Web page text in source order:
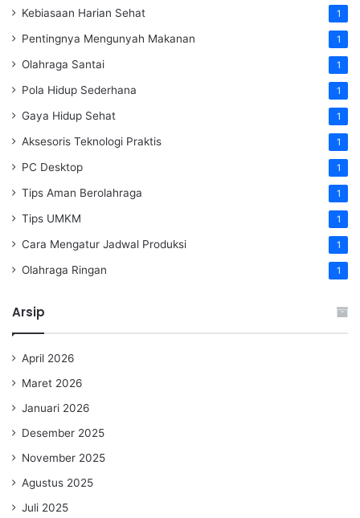
Kebiasaan Harian Sehat 1
Pentingnya Mengunyah Makanan 1
Olahraga Santai 1
Pola Hidup Sederhana 1
Gaya Hidup Sehat 1
Aksesoris Teknologi Praktis 1
PC Desktop 1
Tips Aman Berolahraga 1
Tips UMKM 1
Cara Mengatur Jadwal Produksi 1
Olahraga Ringan 1
Arsip
April 2026
Maret 2026
Januari 2026
Desember 2025
November 2025
Agustus 2025
Juli 2025